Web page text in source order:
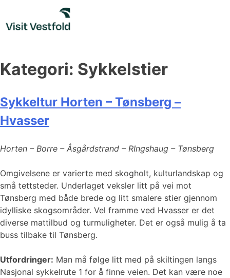
content
Kategori: Sykkelstier
Sykkeltur Horten – Tønsberg –
Hvasser
Horten – Borre – Åsgårdstrand – RIngshaug – Tønsberg
Omgivelsene er varierte med skogholt, kulturlandskap og
små tettsteder. Underlaget veksler litt på vei mot
Tønsberg med både brede og litt smalere stier gjennom
idylliske skogsområder. Vel framme ved Hvasser er det
diverse mattilbud og turmuligheter. Det er også mulig å ta
buss tilbake til Tønsberg.
Utfordringer: Man må følge litt med på skiltingen langs
Nasjonal sykkelrute 1 for å finne veien. Det kan være noe